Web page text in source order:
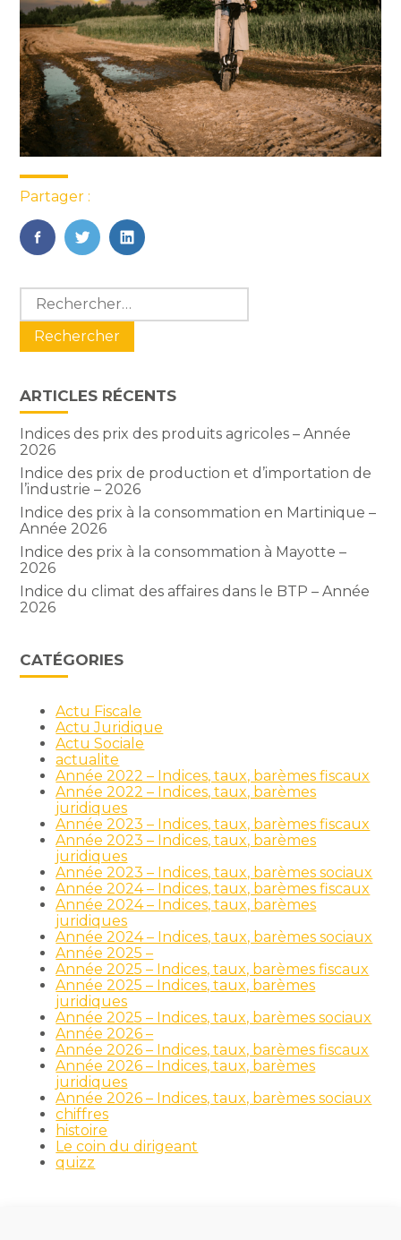
Partager :
FaceBook
TwitterLinkedIn
Blog
sidebar
Rechercher :
ARTICLES RÉCENTS
Indices des prix des produits agricoles – Année
2026
Indice des prix de production et d’importation de
l’industrie – 2026
Indice des prix à la consommation en Martinique –
Année 2026
Indice des prix à la consommation à Mayotte –
2026
Indice du climat des affaires dans le BTP – Année
2026
CATÉGORIES
Actu Fiscale
Actu Juridique
Actu Sociale
actualite
Année 2022 – Indices, taux, barèmes fiscaux
Année 2022 – Indices, taux, barèmes
juridiques
Année 2023 – Indices, taux, barèmes fiscaux
Année 2023 – Indices, taux, barèmes
juridiques
Année 2023 – Indices, taux, barèmes sociaux
Année 2024 – Indices, taux, barèmes fiscaux
Année 2024 – Indices, taux, barèmes
juridiques
Année 2024 – Indices, taux, barèmes sociaux
Année 2025 –
Année 2025 – Indices, taux, barèmes fiscaux
Année 2025 – Indices, taux, barèmes
juridiques
Année 2025 – Indices, taux, barèmes sociaux
Année 2026 –
Année 2026 – Indices, taux, barèmes fiscaux
Année 2026 – Indices, taux, barèmes
juridiques
Année 2026 – Indices, taux, barèmes sociaux
chiffres
histoire
Le coin du dirigeant
quizz